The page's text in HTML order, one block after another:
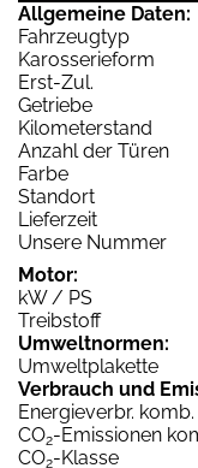
Allgemeine Daten:
Fahrzeugtyp
Karosserieform
Erst-Zul.
Getriebe
Kilometerstand
Anzahl der Türen
Farbe
Standort
Lieferzeit
Unsere Nummer
Motor:
kW / PS
Treibstoff
Umweltnormen:
Umweltplakette
Verbrauch und
Energieverbr. komb.
CO2-Emissionen
CO2-Klasse